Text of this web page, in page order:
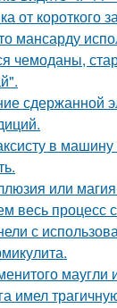
от короткого
мансарду
чемоданы,
сдержанной
в
или
весь процесс
с
маугли
имел